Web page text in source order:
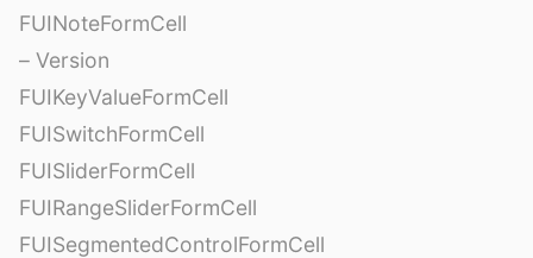
FUINoteFormCell
– Version
FUIKeyValueFormCell
FUISwitchFormCell
FUISliderFormCell
FUIRangeSliderFormCell
FUISegmentedControlFormCell